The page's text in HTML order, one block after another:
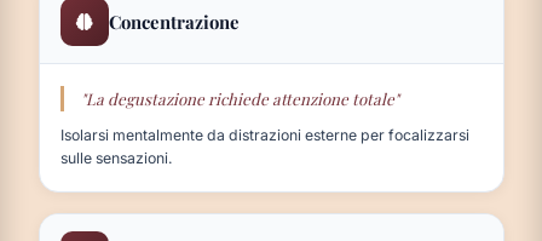
Concentrazione
"La degustazione richiede attenzione totale"
Isolarsi mentalmente da distrazioni esterne per focalizzarsi
sulle sensazioni.